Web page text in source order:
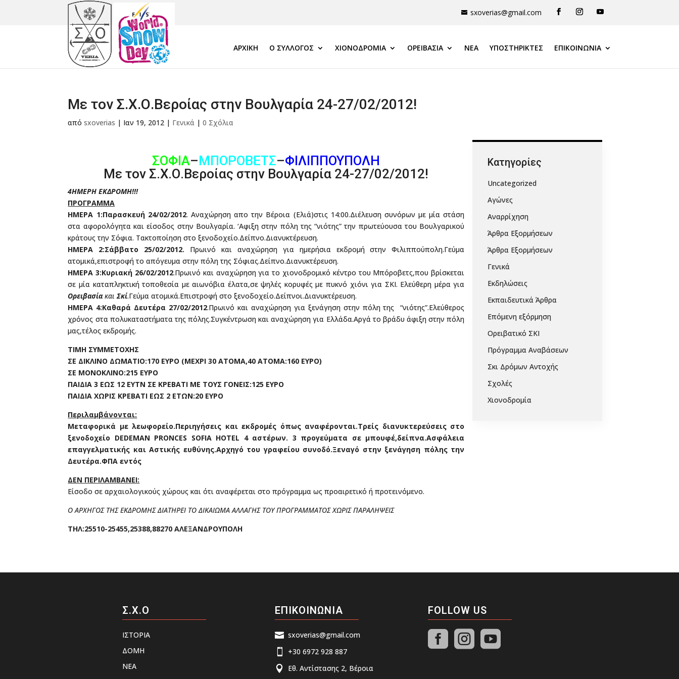
sxoverias@gmail.com
ΑΡΧΙΚΗ Ο ΣΎΛΛΟΓΟΣ ΧΙΟΝΟΔΡΟΜΊΑ ΟΡΕΙΒΑΣΊΑ ΝΕΑ ΥΠΟΣΤΗΡΙΚΤΈΣ ΕΠΙΚΟΙΝΩΝΙΑ
Με τον Σ.Χ.Ο.Βεροίας στην Βουλγαρία 24-27/02/2012!
απόsxoverias | Ιαν 19, 2012 | Γενικά |0 Σχόλια
ΣΟΦΙΑ–ΜΠΟΡΟΒΕΤΣ–ΦΙΛΙΠΠΟΥΠΟΛΗ
Με τον Σ.Χ.Ο.Βεροίας στην Βουλγαρία 24-27/02/2012!
4ΗΜΕΡΗ ΕΚΔΡΟΜΗ!!!
ΠΡΟΓΡΑΜΜΑ
ΗΜΕΡΑ 1:Παρασκευή 24/02/2012. Αναχώρηση απο την Βέροια (Ελιά)στις 14:00.Διέλευση συνόρων με μία στάση
στα αφορολόγητα και είσοδος στην Βουλγαρία. ‘Αφιξη στην πόλη της “νιότης” την πρωτεύουσα του Βουλγαρικού
κράτους την Σόφια. Τακτοποίηση στο ξενοδοχείο.Δείπνο.Διανυκτέρευση.
ΗΜΕΡΑ 2:Σάββατο 25/02/2012. Πρωινό και αναχώρηση για ημερήσια εκδρομή στην Φιλιππούπολη.Γεύμα
ατομικά,επιστροφή το απόγευμα στην πόλη της Σόφιας.Δείπνο.Διανυκτέρευση.
ΗΜΕΡΑ 3:Κυριακή 26/02/2012.Πρωινό και αναχώρηση για το χιονοδρομικό κέντρο του Μπόροβετς,που βρίσκεται
σε μία καταπληκτική τοποθεσία με αιωνόβια έλατα,σε ψηλές κορυφές με πυκνό χιόνι για ΣΚΙ. Ελεύθερη μέρα για
ΟρειβασίακαιΣκί.Γεύμα ατομικά.Επιστροφή στο ξενοδοχείο.Δείπνοι.Διανυκτέρευση.
ΗΜΕΡΑ 4:Καθαρά Δευτέρα 27/02/2012.Πρωινό και αναχώρηση για ξενάγηση στην πόλη της “νιότης”.Ελεύθερος
χρόνος στα πολυκαταστήματα της πόλης.Συγκέντρωση και αναχώρηση για Ελλάδα.Αργά το βράδυ άφιξη στην πόλη
μας,τέλος εκδρομής.
ΤΙΜΗ ΣΥΜΜΕΤΟΧΗΣ
ΣΕ ΔΙΚΛΙΝΟ ΔΩΜΑΤΙΟ:170 ΕΥΡΟ (ΜΕΧΡΙ 30 ΑΤΟΜΑ,40 ΑΤΟΜΑ:160 ΕΥΡΟ)
ΣΕ ΜΟΝΟΚΛΙΝΟ:215 ΕΥΡΟ
ΠΑΙΔΙΑ 3 ΕΩΣ 12 ΕΥΤΝ ΣΕ ΚΡΕΒΑΤΙ ΜΕ ΤΟΥΣ ΓΟΝΕΙΣ:125 ΕΥΡΟ
ΠΑΙΔΙΑ ΧΩΡΙΣ ΚΡΕΒΑΤΙ ΕΩΣ 2 ΕΤΩΝ:20 ΕΥΡΟ
Περιλαμβάνονται:
Μεταφορικά με λεωφορείο.Περιηγήσεις και εκδρομές όπως αναφέρονται.Τρείς διανυκτερεύσεις στο
ξενοδοχείο DEDEMAN PRONCES SOFIA HOTEL 4 αστέρων. 3 προγεύματα σε μπουφέ,δείπνα.Ασφάλεια
επαγγελματικής και Αστικής ευθύνης.Αρχηγό του γραφείου συνοδό.Ξεναγό στην ξενάγηση πόλης την
Δευτέρα.ΦΠΑ εντός
ΔΕΝ ΠΕΡΙΛΑΜΒΑΝΕΙ:
Είσοδο σε αρχαιολογικούς χώρους και ότι αναφέρεται στο πρόγραμμα ως προαιρετικό ή προτεινόμενο.
Ο ΑΡΧΗΓΟΣ ΤΗΣ ΕΚΔΡΟΜΗΣ ΔΙΑΤΗΡΕΙ ΤΟ ΔIΚΑΙΩΜΑ ΑΛΛΑΓΗΣ ΤΟΥ ΠΡΟΓΡΑΜΜΑΤΟΣ ΧΩΡΙΣ ΠΑΡΑΛΗΨΕΙΣ
ΤΗΛ:25510-25455,25388,88270 ΑΛΕΞΑΝΔΡΟΥΠΟΛΗ
Kατηγορίες
Uncategorized
Αγώνες
Αναρρίχηση
Άρθρα Εξορμήσεων
Άρθρα Εξορμήσεων
Γενικά
Εκδηλώσεις
Εκπαιδευτικά Άρθρα
Επόμενη εξόρμηση
Ορειβατικό ΣΚΙ
Πρόγραμμα Αναβάσεων
Σκι Δρόμων Αντοχής
Σχολές
Χιονοδρομία
Σ.Χ.Ο
ΙΣΤΟΡΙΑ
ΔΟΜΗ
ΝΕΑ
ΕΠΙΚΟΙΝΩΝΙΑ
 sxoverias@gmail.com
 +30 6972 928 887
 Εθ. Αντίστασης 2, Βέροια
FOLLOW US
  